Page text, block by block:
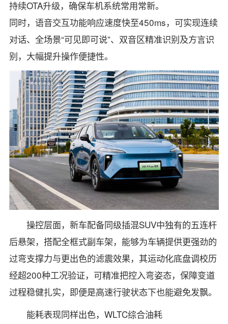
持续OTA升级，确保车机系统常用常新。
同时，语音交互功能响应速度快至450ms，可实现连续
对话、全场景“可见即可说”、双音区精准识别及方言识
别，大幅提升操作便捷性。
操控层面，新车配备同级插混SUV中独有的五连杆
后悬架，搭配全框式副车架，能够为车辆提供更强劲的
过弯支撑力与更出色的滤震效果，其运动化底盘调校历
经超200种工况验证，可精准把控入弯姿态，保障变道
过程稳健扎实，即便是高速行驶状态下也能避免发飘。
能耗表现同样出色，WLTC综合油耗